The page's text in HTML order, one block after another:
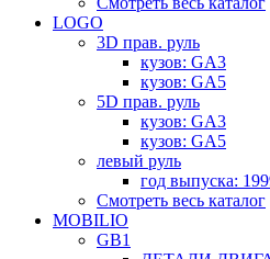
LOGO
3D прав. руль
кузов: GA3
кузов: GA5
5D прав. руль
кузов: GA3
кузов: GA5
левый руль
год выпуска:
Смотреть весь каталог
MOBILIO
GB1